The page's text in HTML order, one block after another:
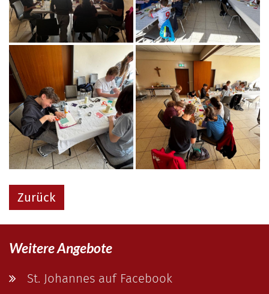
Zurück
Weitere Angebote
St. Johannes auf Facebook